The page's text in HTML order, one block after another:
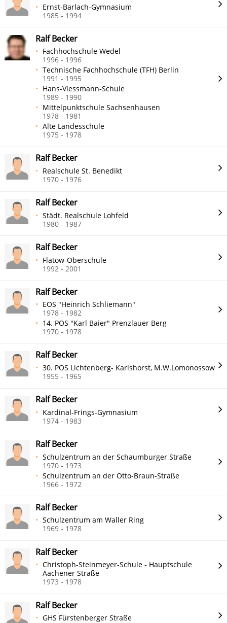
Ernst-Barlach-Gymnasium
1985 - 1994
Ralf Becker
Fachhochschule Wedel
1996 - 1996
Technische Fachhochschule (TFH) Berlin
1991 - 1995
Hans-Viessmann-Schule
1989 - 1990
Mittelpunktschule Sachsenhausen
1978 - 1981
Alte Landesschule
1975 - 1978
Ralf Becker
Realschule St. Benedikt
1970 - 1976
Ralf Becker
Städt. Realschule Lohfeld
1980 - 1987
Ralf Becker
Flatow-Oberschule
1992 - 2001
Ralf Becker
EOS "Heinrich Schliemann"
1978 - 1982
14. POS "Karl Baier" Prenzlauer Berg
1970 - 1978
Ralf Becker
30. POS Lichtenberg- Karlshorst, M.W.Lomonossow
1955 - 1965
Ralf Becker
Kardinal-Frings-Gymnasium
1974 - 1983
Ralf Becker
Schulzentrum an der Schaumburger Straße
1970 - 1973
Schulzentrum an der Otto-Braun-Straße
1966 - 1972
Ralf Becker
Schulzentrum am Waller Ring
1969 - 1978
Ralf Becker
Christoph-Steinmeyer-Schule - Hauptschule
Aachener Straße
1973 - 1978
Ralf Becker
GHS Fürstenberger Straße